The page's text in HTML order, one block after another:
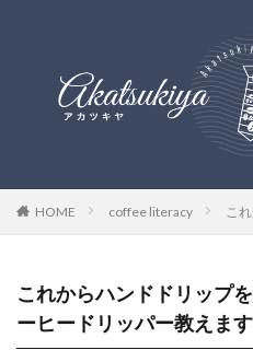
HOME coffee literacy こ
これからハンドドリップ
ーヒードリッパー教えます